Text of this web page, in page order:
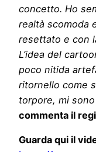
concetto. Ho
realtà scomoda
resettato e con
L’idea del
poco nitida
ritornello come
torpore, mi
commenta il
Guarda qui il